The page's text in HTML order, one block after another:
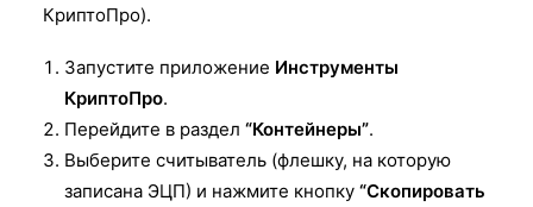
КриптоПро).
Запустите приложение Инструменты
КриптоПро.
Перейдите в раздел “Контейнеры”.
Выберите считыватель (флешку, на которую
записана ЭЦП) и нажмите кнопку “Скопировать